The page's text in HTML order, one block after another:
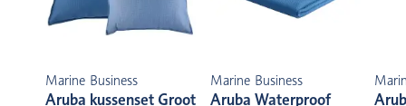
Marine Business
Aruba kussenset Groot
Marine Business
Aruba Waterproof